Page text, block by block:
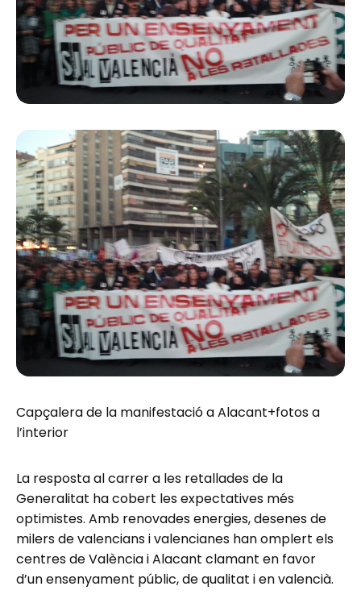
Capçalera de la manifestació a Alacant+fotos a
l’interior
La resposta al carrer a les retallades de la
Generalitat ha cobert les expectatives més
optimistes. Amb renovades energies, desenes de
milers de valencians i valencianes han omplert els
centres de València i Alacant clamant en favor
d’un ensenyament públic, de qualitat i en valencià.